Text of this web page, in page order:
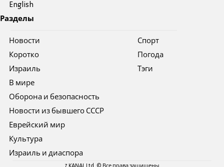
English
Разделы
Новости
Коротко
Израиль
В мире
Оборона и безопасность
Новости из бывшего СССР
Еврейский мир
Культура
Израиль и диаспора
Спорт
Погода
Тэги